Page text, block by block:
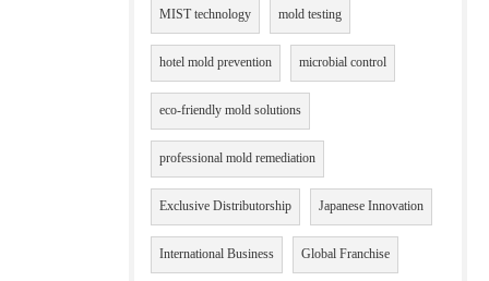
MIST technology mold testing
hotel mold prevention microbial control
eco-friendly mold solutions
professional mold remediation
Exclusive Distributorship Japanese Innovation
International Business Global Franchise